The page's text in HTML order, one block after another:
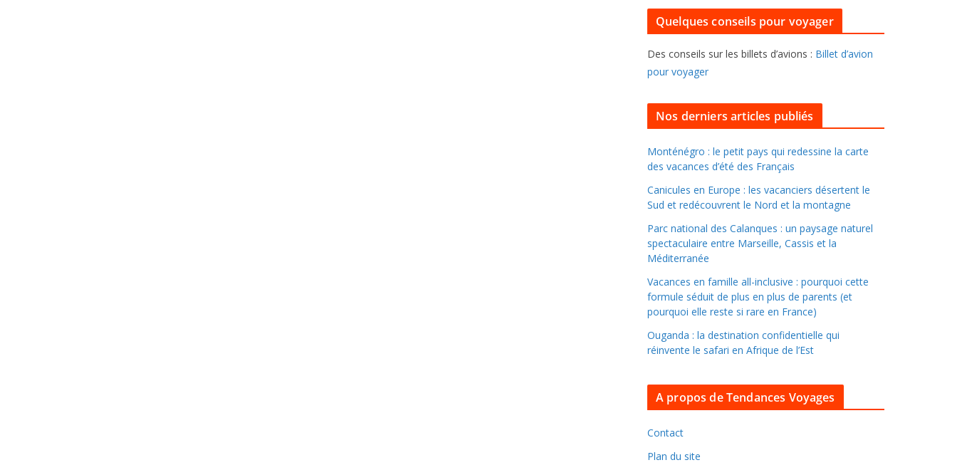
e
s
u
o
u
l
e
r
d
a
n
s
l
e
s
a
r
c
i
s
Quelques conseils pour voyager
Des conseils sur les billets d’avions : Billet d’avion
pour voyager
Nos derniers articles publiés
Monténégro : le petit pays qui redessine la carte
des vacances d’été des Français
Canicules en Europe : les vacanciers désertent le
Sud et redécouvrent le Nord et la montagne
Parc national des Calanques : un paysage naturel
spectaculaire entre Marseille, Cassis et la
Méditerranée
Vacances en famille all-inclusive : pourquoi cette
formule séduit de plus en plus de parents (et
pourquoi elle reste si rare en France)
Ouganda : la destination confidentielle qui
réinvente le safari en Afrique de l’Est
A propos de Tendances Voyages
Contact
Plan du site